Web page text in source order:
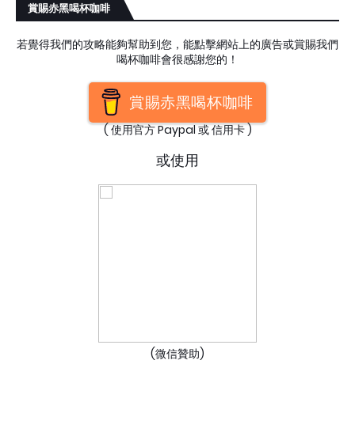
賞賜赤黑喝杯咖啡
若覺得我們的攻略能夠幫助到您，能點擊網站上的廣告或賞賜我們
喝杯咖啡會很感謝您的！
賞賜赤黑喝杯咖啡
( 使用官方 Paypal 或 信用卡 )
或使用
(微信贊助)